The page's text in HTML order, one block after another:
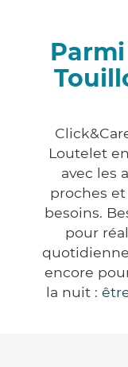
Loutelet
avec les
proches
besoins.
pour
encore
la nuit :